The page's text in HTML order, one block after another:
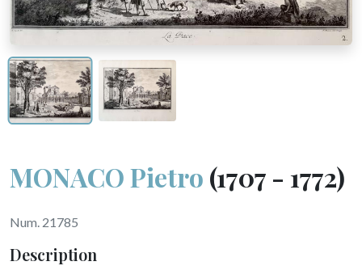
MONACO Pietro (1707 - 1772)
Num. 21785
Description